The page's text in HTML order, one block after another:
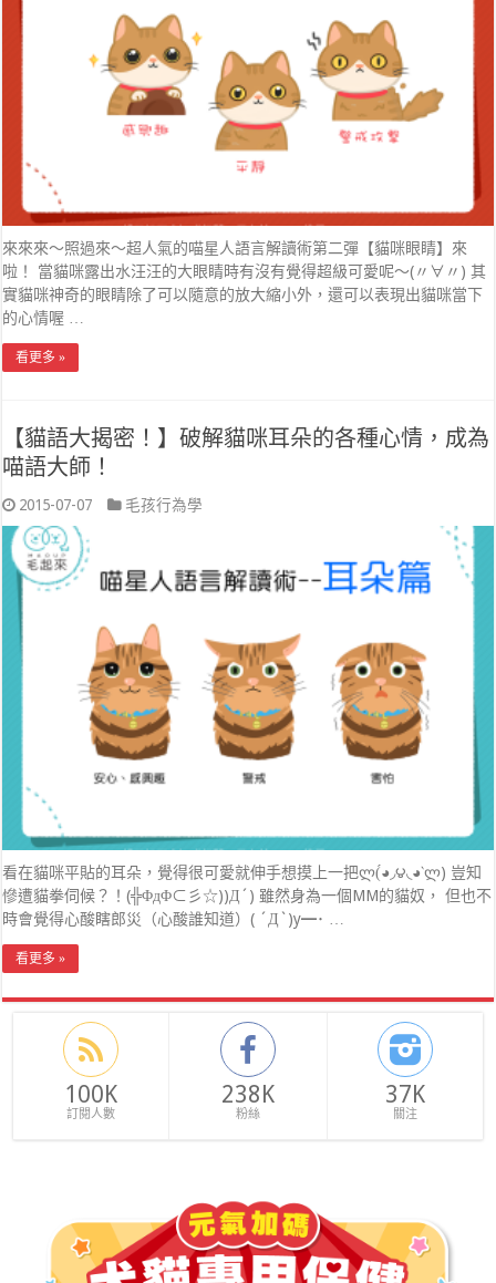
來來來～照過來～超人氣的喵星人語言解讀術第二彈【貓咪眼睛】來
啦！ 當貓咪露出水汪汪的大眼睛時有沒有覺得超級可愛呢～(〃∀〃) 其
實貓咪神奇的眼睛除了可以隨意的放大縮小外，還可以表現出貓咪當下
的心情喔 …
看更多 »
【貓語大揭密！】破解貓咪耳朵的各種心情，成為
喵語大師！
2015-07-07 毛孩行為學
看在貓咪平貼的耳朵，覺得很可愛就伸手想摸上一把ლ(́◕◞౪◟◕‵ლ) 豈知
慘遭貓拳伺候？！(╬ΦдΦ⊂彡☆))Д´) 雖然身為一個MM的貓奴， 但也不
時會覺得心酸瞎郎災（心酸誰知道）( ´Д`)y━･ …
看更多 »
100K
訂閱人數
238K
粉絲
37K
關注